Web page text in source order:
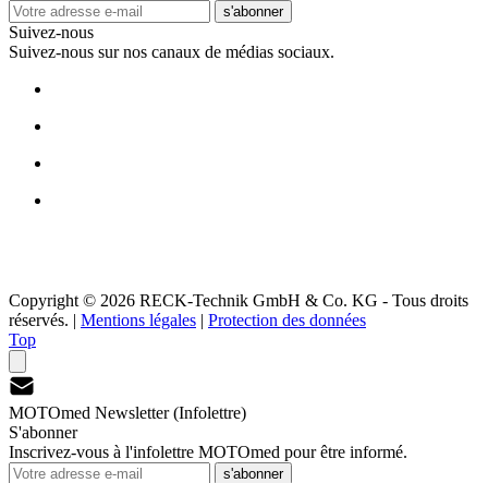
s'abonner
Suivez-nous
Suivez-nous sur nos canaux de médias sociaux.
Copyright © 2026 RECK-Technik GmbH & Co. KG - Tous droits
réservés. | Mentions légales | Protection des données
Top
MOTOmed Newsletter (Infolettre)
S'abonner
Inscrivez-vous à l'infolettre MOTOmed pour être informé.
s'abonner